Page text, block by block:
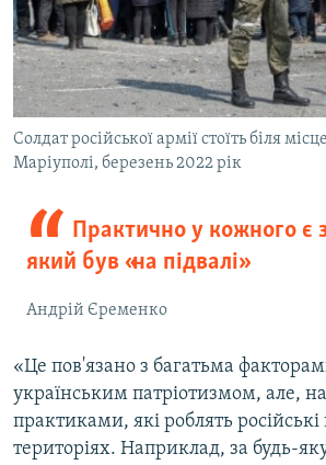
Солдат російської армії стоїть біля
Маріуполі, березень 2022 рік
Практично у кожного є
який був «на підвалі»
Андрій Єременко
«Це пов'язано з багатьма
українським патріотизмом, але,
практиками, які роблять
територіях. Наприклад, за будь-